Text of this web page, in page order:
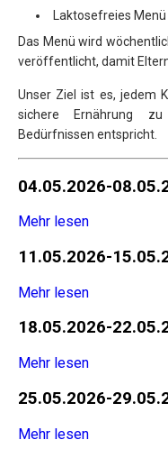
Laktosefreies Menü
Das Menü wird
veröffentlicht, damit
Unser Ziel ist es, jedem
sichere Ernährung
Bedürfnissen entspricht.
04.05.2026-
Mehr lesen
11.05.2026-
Mehr lesen
18.05.2026-
Mehr lesen
25.05.2026-
Mehr lesen